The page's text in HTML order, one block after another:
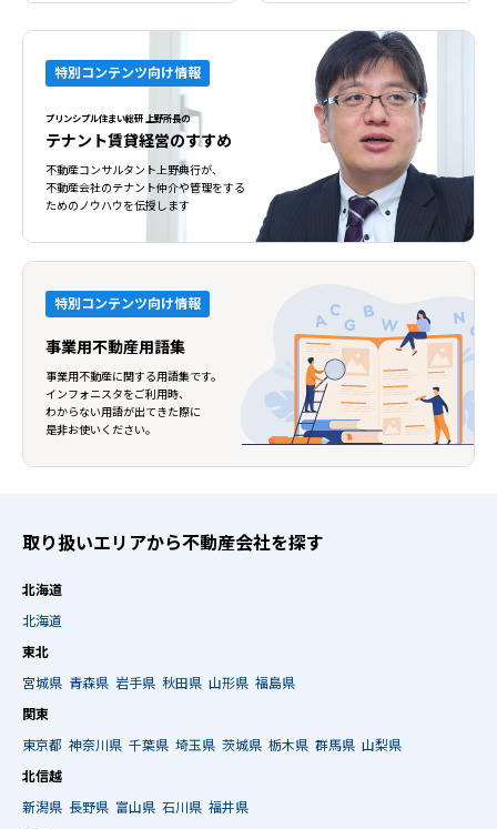
特別コンテンツ向け情報
プリンシプル住まい総研 上野所長の
テナント賃貸経営のすすめ
不動産コンサルタント上野典行が、
不動産会社のテナント仲介や管理をする
ためのノウハウを伝授します
特別コンテンツ向け情報
事業用不動産用語集
事業用不動産に関する用語集です。
インフォニスタをご利用時、
わからない用語が出てきた際に
是非お使いください。
取り扱いエリアから不動産会社を探す
北海道
北海道
東北
宮城県 青森県 岩手県 秋田県 山形県 福島県
関東
東京都 神奈川県 千葉県 埼玉県 茨城県 栃木県 群馬県 山梨県
北信越
新潟県 長野県 富山県 石川県 福井県